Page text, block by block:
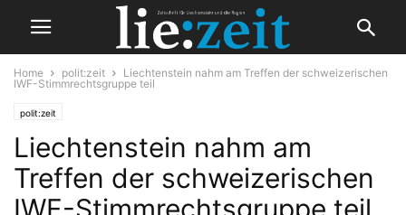
Home polit:zeit
Liechtenstein nahm am Treffen der schweizerischen
IWF-Stimmrechtsgruppe teil
polit:zeit
Liechtenstein nahm am
Treffen der schweizerischen